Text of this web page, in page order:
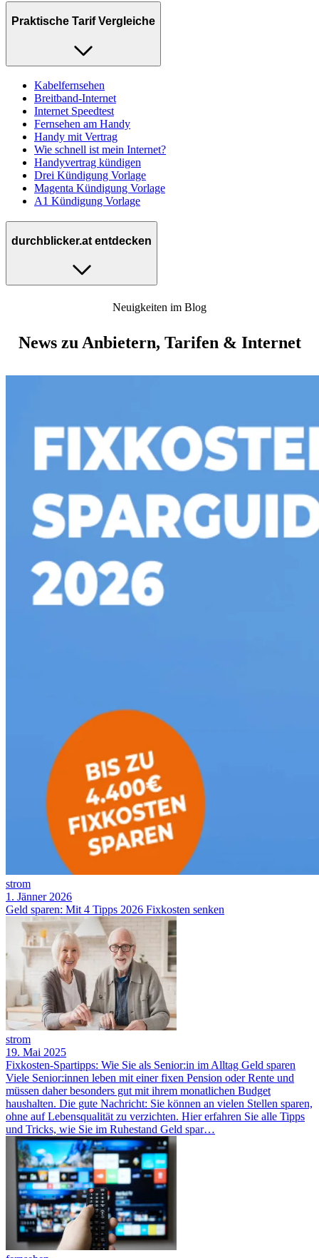
Praktische Tarif Vergleiche
Kabelfernsehen
Breitband-Internet
Internet Speedtest
Fernsehen am Handy
Handy mit Vertrag
Wie schnell ist mein Internet?
Handyvertrag kündigen
Drei Kündigung Vorlage
Magenta Kündigung Vorlage
A1 Kündigung Vorlage
durchblicker.at entdecken
Neuigkeiten im Blog
News zu Anbietern, Tarifen & Internet
strom
1. Jänner 2026
Geld sparen: Mit 4 Tipps 2026 Fixkosten senken
strom
19. Mai 2025
Fixkosten-Spartipps: Wie Sie als Senior:in im Alltag Geld sparen
Viele Senior:innen leben mit einer fixen Pension oder Rente und
müssen daher besonders gut mit ihrem monatlichen Budget
haushalten. Die gute Nachricht: Sie können an vielen Stellen sparen,
ohne auf Lebensqualität zu verzichten. Hier erfahren Sie alle Tipps
und Tricks, wie Sie im Ruhestand Geld spar…